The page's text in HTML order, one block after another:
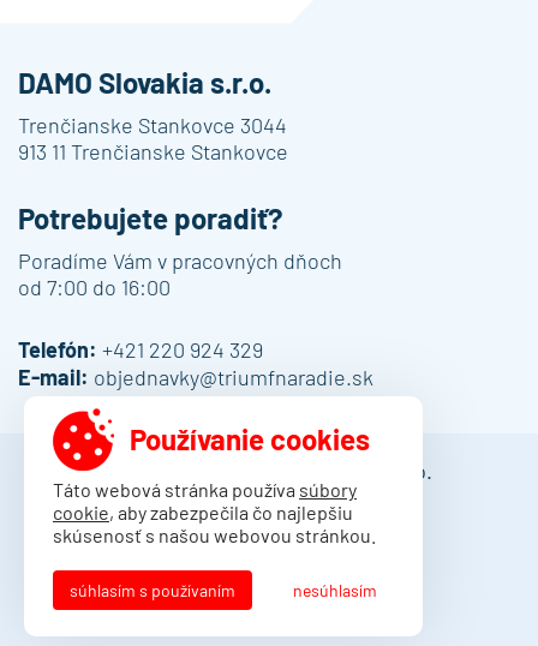
DAMO Slovakia s.r.o.
Trenčianske Stankovce 3044
913 11 Trenčianske Stankovce
Potrebujete poradiť?
Poradíme Vám v pracovných dňoch
od 7:00 do 16:00
Telefón: +421 220 924 329
E-mail: objednavky@triumfnaradie.sk
© 2013 - 2026 DAMO Slovakia s.r.o.
Obchodné podmienky
Dodacie podmienky
Ochrana osobných údajov
Kontakt
Používanie cookies
Táto webová stránka používa súbory
cookie, aby zabezpečila čo najlepšiu
skúsenosť s našou webovou stránkou.
súhlasím s používaním nesúhlasím